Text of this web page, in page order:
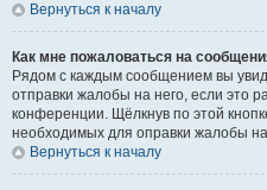
Вернуться к началу
Как мне пожаловаться на
Рядом с каждым сообщением вы
отправки жалобы на него, если это
конференции. Щёлкнув по этой
необходимых для оправки жалобы
Вернуться к началу